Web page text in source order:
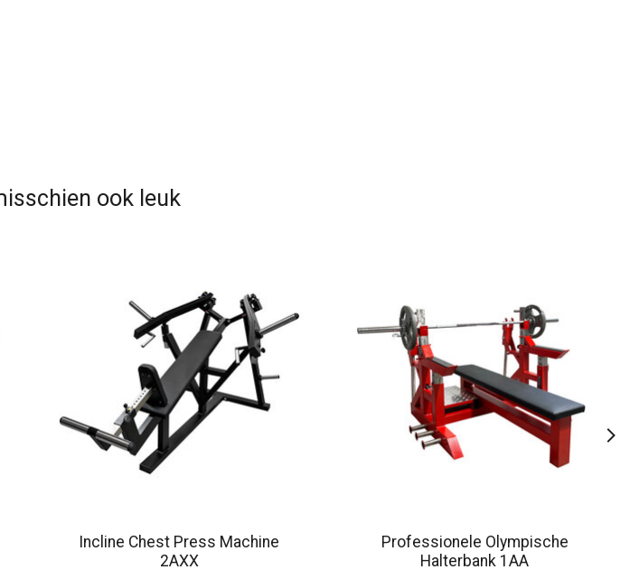
ook leuk
Incline Chest Press Machine
2AXX
Professionele Olympische
Halterbank 1AA